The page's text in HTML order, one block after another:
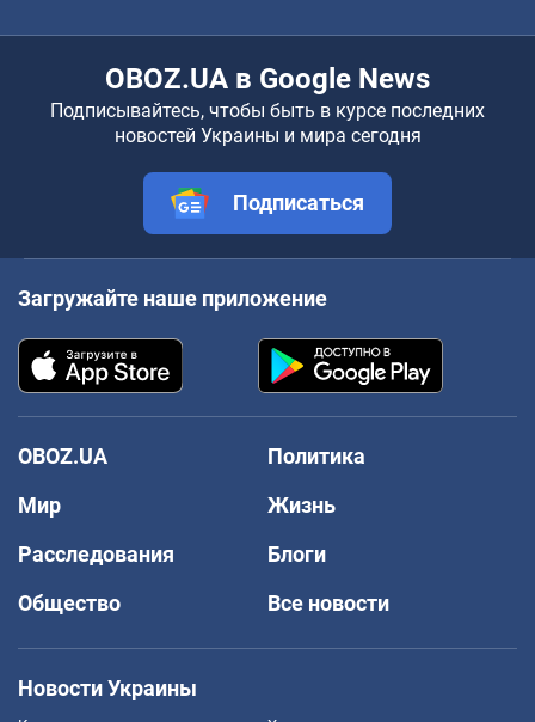
OBOZ.UA в Google News
Подписывайтесь, чтобы быть в курсе последних
новостей Украины и мира сегодня
Подписаться
Загружайте наше приложение
OBOZ.UA
Политика
Мир
Жизнь
Расследования
Блоги
Общество
Все новости
Новости Украины